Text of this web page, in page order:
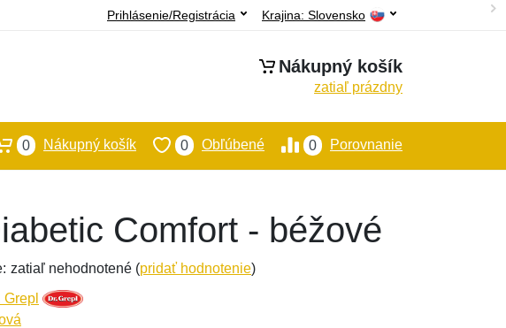
Krajina: Slovensko
Prihlásenie/Registrácia
Nákupný košík
zatiaľ prázdny
0 Porovnanie
0 Obľúbené
0 Nákupný košík
Comfort - béžové
zatiaľ nehodnotené (pridať hodnotenie)
Grepl